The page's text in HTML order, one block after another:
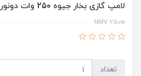
لامپ گازی بخار جیوه 250 وات دونور
NMV 250w
تعداد